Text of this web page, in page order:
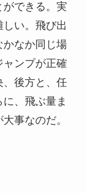
できる。実
い。飛び出
かなか同じ場
ンプが正確
、後方と、任
、飛ぶ量ま
事なのだ。